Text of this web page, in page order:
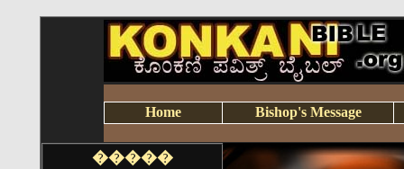
Home Bishop's Message
�����